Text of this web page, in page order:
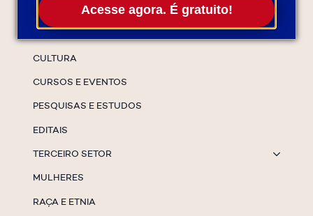
Acesse agora. É gratuito!
CULTURA
CURSOS E EVENTOS
PESQUISAS E ESTUDOS
EDITAIS
TERCEIRO SETOR
MULHERES
RAÇA E ETNIA